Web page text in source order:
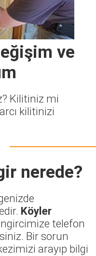
ve
Kilitiniz mi
kilitinizi
nerede?
Köyler
telefon
Bir sorun
arayıp bilgi